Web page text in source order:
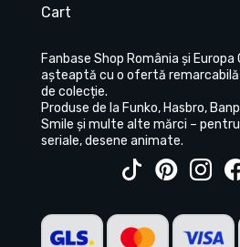
Cart
Fanbase Shop România și
așteaptă cu o ofertă remarcabilă
de colecție.
Produse de la Funko, Hasbro,
Smile și multe alte mărci –
seriale, desene animate.